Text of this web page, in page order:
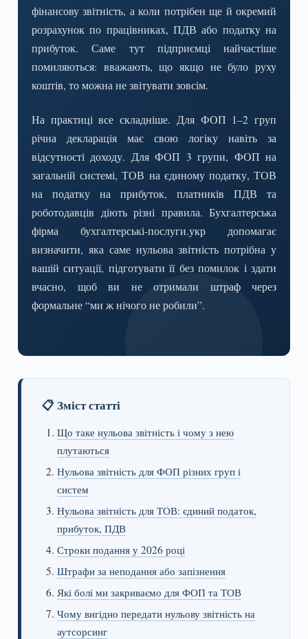
фінансову звітність, а коли потрібен ще й окремий
розрахунок по працівниках, ПДВ або податку на
прибуток. Саме тут підприємці найчастіше
помиляються: вважають, що якщо не було руху
коштів, то можна не звітувати зовсім.
На практиці все складніше. Для ФОП 1–2 груп
річна декларація має свою логіку навіть за
відсутності доходу. Для ФОП 3 групи, ФОП на
загальній системі, ТОВ на єдиному податку, ТОВ
на податку на прибуток, платників ПДВ та
роботодавців діють різні правила. Бухгалтерська
фірма бухгалтерські-послуги.укр допомагає
визначити, яка саме нульова звітність потрібна у
вашій ситуації, підготувати її без помилок і здати
вчасно, щоб ви не отримали штраф через
формальне “ми ж нічого не робили”.
📋 Зміст статті
Що таке нульова звітність і чому з нею
плутаються
Нульова звітність для ФОП різних груп і
систем
Нульова звітність для ТОВ: єдиний податок,
прибуток, ПДВ
Строки подання у 2026 році
Штрафи за неподання або запізнення
Які болі ми закриваємо для ФОП та ТОВ
Чому вигідно передати нульову звітність на
аутсорсинг